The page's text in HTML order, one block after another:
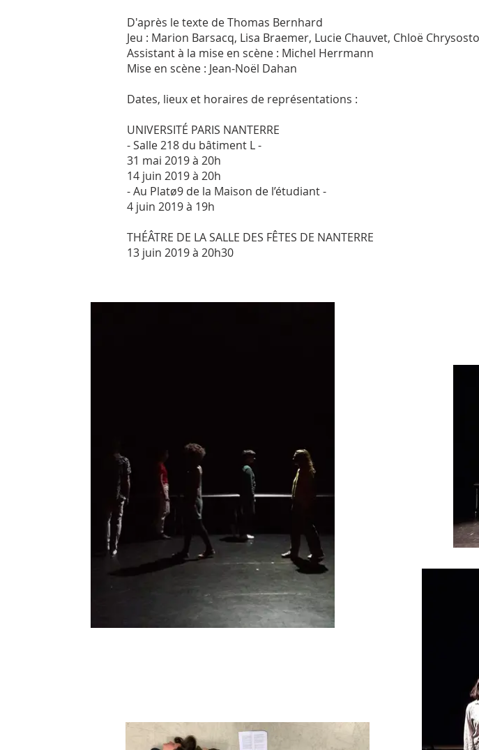
D'après le texte de Thomas Bernhard
Jeu : ​Marion Barsacq, Lisa Braemer, Lucie Chauvet, Chloë
Assistant à la mise en scène : Michel Herrmann
Mise en scène : Jean-Noël Dahan
Dates, lieux et horaires de représentations :
UNIVERSITÉ PARIS NANTERRE
- Salle 218 du bâtiment L -
31 mai 2019 à 20h
14 juin 2019 à 20h
- Au Platø9 de la Maison de l’étudiant -
4 juin 2019 à 19h
THÉÂTRE DE LA SALLE DES FÊTES DE NANTERRE
13 juin 2019 à 20h30